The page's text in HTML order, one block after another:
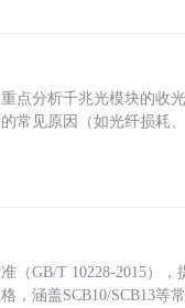
点分析千兆光模块的收
常见原因（如光纤损耗
GB/T 10228-2015）
涵盖SCB10/SCB13等